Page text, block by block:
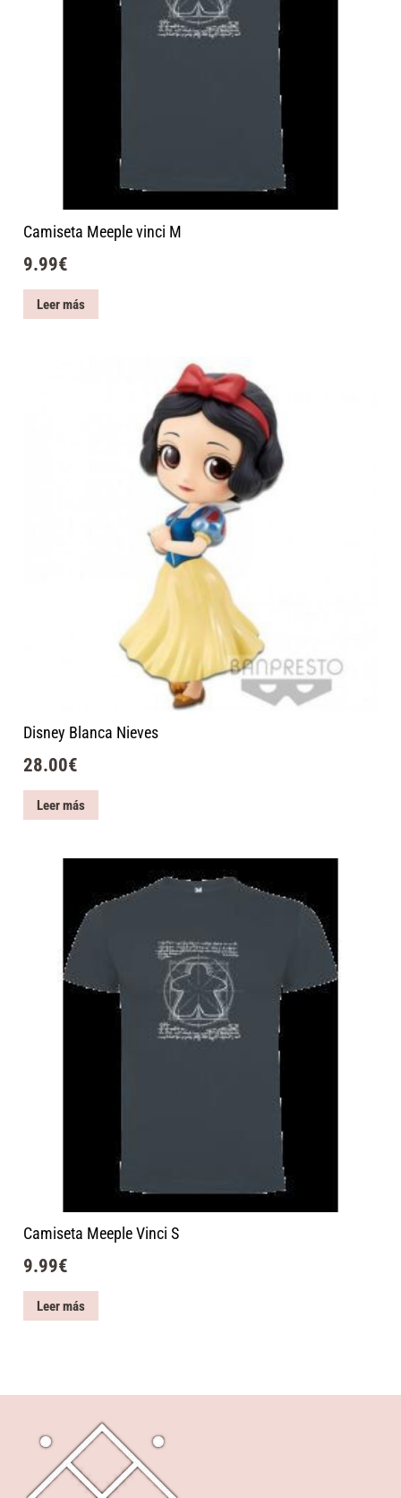
Camiseta Meeple vinci M
9.99€
Leer más
Disney Blanca Nieves
28.00€
Leer más
Camiseta Meeple Vinci S
9.99€
Leer más